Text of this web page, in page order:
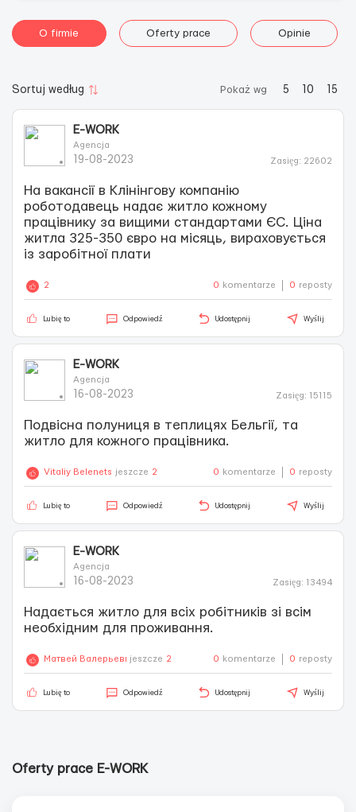
O firmie Oferty prace Opinie
Sortuj według Pokaż wg 5 10 15
E-WORK
Agencja
19-08-2023 Zasięg: 22602
На вакансії в Клінінгову компанію
роботодавець надає житло кожному
працівнику за вищими стандартами ЄС. Ціна
житла 325-350 євро на місяць, вираховується
із заробітної плати
V
i
w
0
m
a
e
2 0 komentarze 0 reposty
Lubię to Odpowiedź Udostępnij Wyślij
E-WORK
Agencja
16-08-2023 Zasięg: 15115
Подвісна полуниця в теплицях Бельгії, та
житло для кожного працівника.
V
i
w
i
a
g
Vitaliy Belenets jeszcze 2 0 komentarze 0 reposty
Lubię to Odpowiedź Udostępnij Wyślij
E-WORK
Agencja
16-08-2023 Zasięg: 13494
Надається житло для всіх робітників зі всім
необхідним для проживання.
Матвей Валерьевич Лощилов
jeszcze 2 0 komentarze 0 reposty
Lubię to Odpowiedź Udostępnij Wyślij
Oferty prace E-WORK